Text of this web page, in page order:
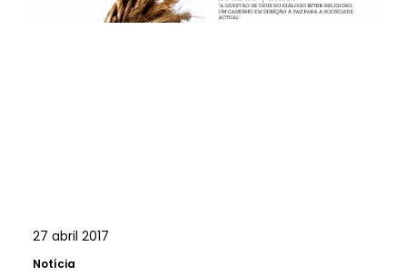
27 abril 2017
Notícia